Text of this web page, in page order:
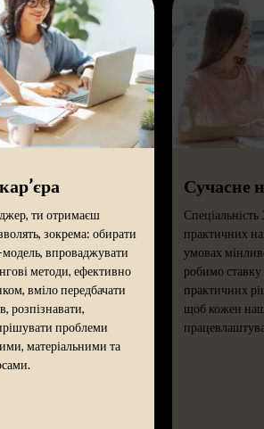
ти отримаєш
зокрема: обирати
впроваджувати
методи, ефективно
вміло передбачати
розпізнавати,
проблеми
матеріальними та
Сучасне
Спеціальність
практичних
умовах
робимо
практичних
щоб кожен